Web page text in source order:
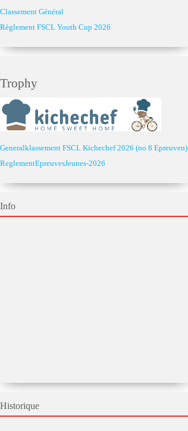
Classement Général
Règlement FSCL Youth Cup 2026
Trophy
Generalklassement FSCL Kichechef 2026 (no 8 Epreuven)
ReglementEpreuvesJeunes-2026
Info
Historique